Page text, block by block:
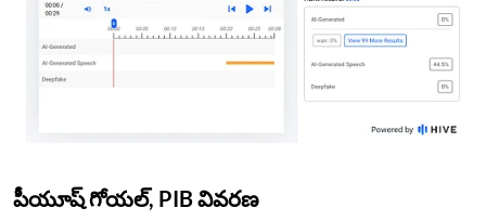
పీయూష్ గోయల్, PIB వివరణ